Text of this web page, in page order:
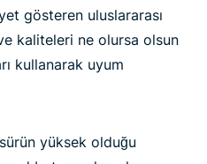
gösteren uluslararası
kaliteleri ne olursa olsun
kullanarak uyum
yüksek olduğu